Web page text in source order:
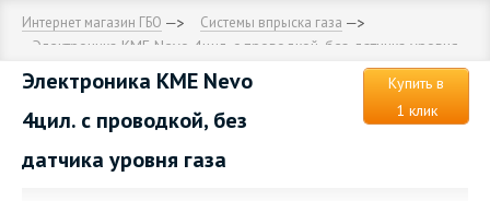
Интернет магазин ГБО Cистемы впрыска газа
Электроника KME Nevo 4цил. c проводкой, без датчика уровня
Электроника KME Nevo
4цил. c проводкой, без
датчика уровня газа
Купить в
1 клик